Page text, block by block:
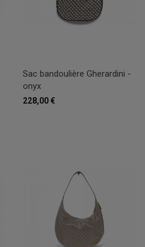
Sac bandoulière Gherardini -
onyx
228,00 €